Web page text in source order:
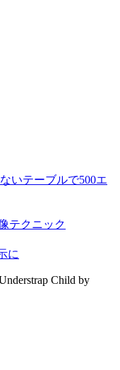
いテーブルで500エ
テクニック
に
Child by